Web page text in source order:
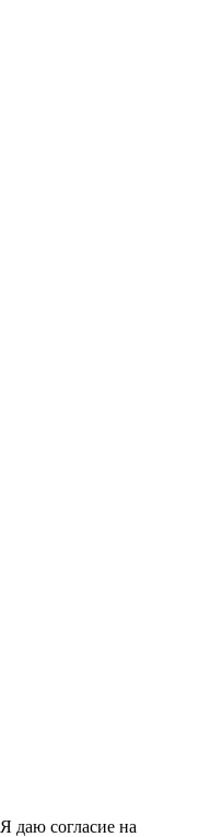
Я даю согласие на